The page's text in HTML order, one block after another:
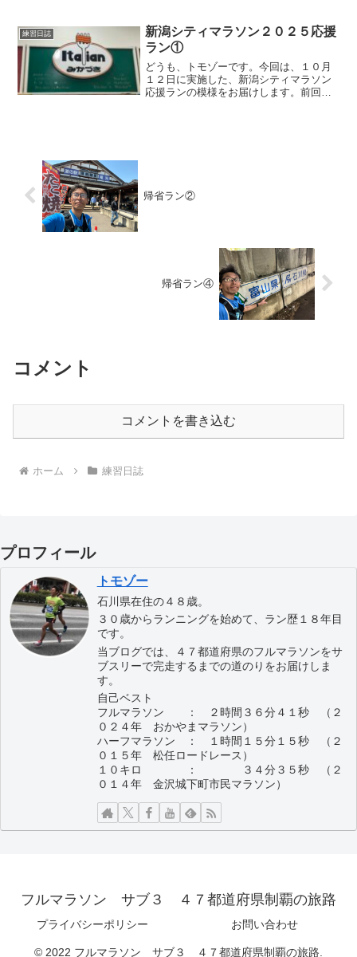
うやら、家族がのど自慢大...
練習日誌
新潟シティマラソン２０２５応援
ラン①
どうも、トモゾーです。今回は、１０月
１２日に実施した、新潟シティマラソン
応援ランの模様をお届けします。前回の
帰省ラン②
帰省ラン④
コメント
コメントを書き込む
ホーム 練習日誌
プロフィール
トモゾー
石川県在住の４８歳。
３０歳からランニングを始めて、ラン歴１８年目
です。
当ブログでは、４７都道府県のフルマラソンをサ
ブスリーで完走するまでの道のりをお届けしま
す。
自己ベスト
フルマラソン ： ２時間３６分４１秒 （２
０２４年 おかやまマラソン）
ハーフマラソン ： １時間１５分１５秒 （２
０１５年 松任ロードレース）
１０キロ ： ３４分３５秒 （２
０１４年 金沢城下町市民マラソン）
フルマラソン サブ３ ４７都道府県制覇の旅路
プライバシーポリシー お問い合わせ
© 2022 フルマラソン サブ３ ４７都道府県制覇の旅路.